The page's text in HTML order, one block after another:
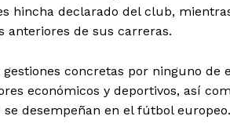
hincha declarado del club,
anteriores de sus carreras.
concretas por ninguno de
económicos y deportivos, así
desempeñan en el fútbol europeo.